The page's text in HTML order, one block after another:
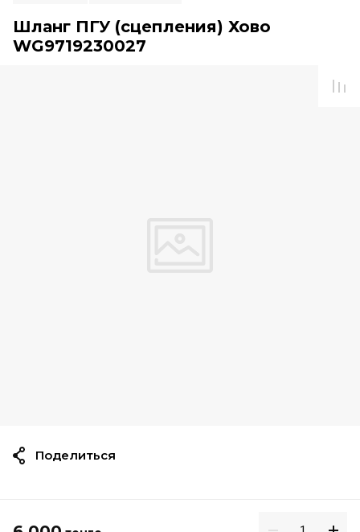
Шланг ПГУ (сцепления) Хово
WG9719230027
Поделиться